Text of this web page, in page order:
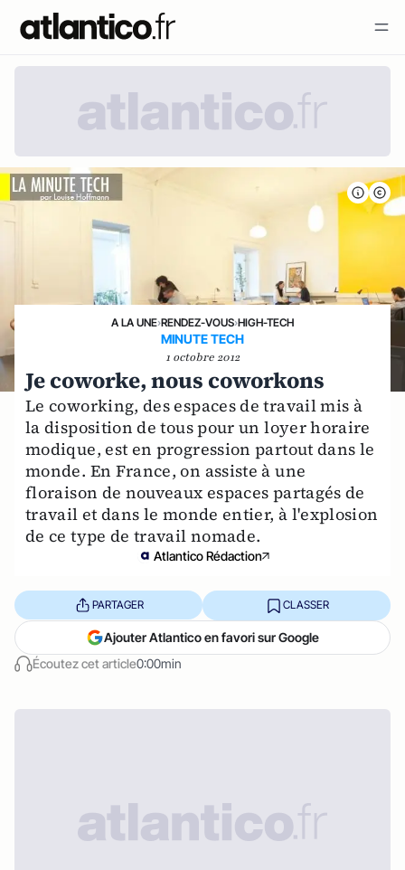
A LA UNE›RENDEZ-VOUS›HIGH-TECH
MINUTE TECH
1 octobre 2012
Je coworke, nous coworkons
Le coworking, des espaces de travail mis à
la disposition de tous pour un loyer horaire
modique, est en progression partout dans le
monde. En France, on assiste à une
floraison de nouveaux espaces partagés de
travail et dans le monde entier, à l'explosion
de ce type de travail nomade.
Atlantico Rédaction
Écoutez cet article0:00min
PARTAGER CLASSER
Ajouter Atlantico en favori sur Google